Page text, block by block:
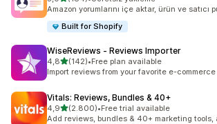
toplam 184 değerlendirme
Amazon yorumlarını içe aktar, ürün ve satıcı
Built for Shopify
WiseReviews ‑ Reviews Importer
4,85 yıldız üzerinden
(142)
toplam 142 değerlendirme
•Free plan available
Import reviews from your favorite e-
Vitals: Reviews, Bundles & 40+
4,95 yıldız üzerinden
(2.800)
toplam 2800 değerlendirme
•Free trial available
Add reviews, bundles & 40+ marketing tools,